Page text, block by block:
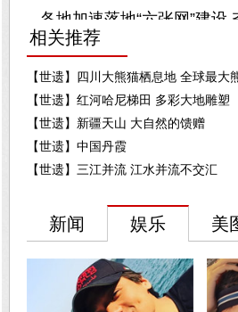
相关推荐
【世遗】四川大熊猫栖息地 全球最大
【世遗】红河哈尼梯田 多彩大地雕塑
【世遗】新疆天山 大自然的馈赠
【世遗】中国丹霞
【世遗】三江并流 江水并流不交汇